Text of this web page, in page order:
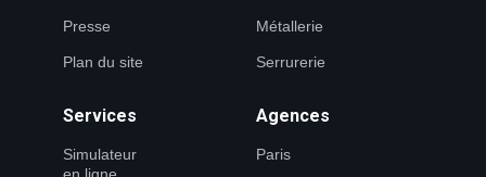
Presse
Plan du site
Métallerie
Serrurerie
Services
Simulateur
en ligne
Agences
Paris